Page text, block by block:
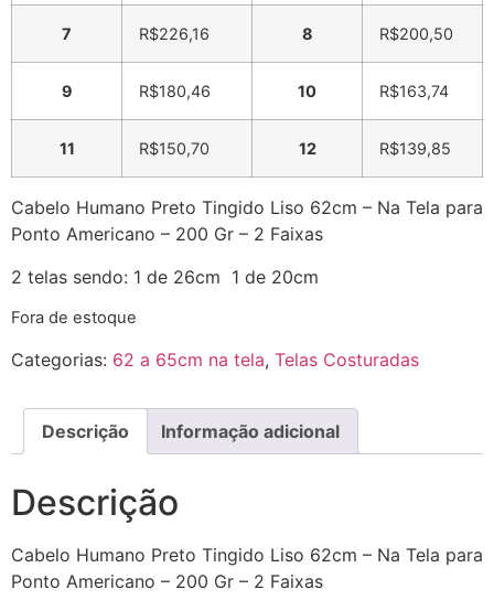
7 R$226,16 8 R$200,50
9 R$180,46 10 R$163,74
11 R$150,70 12 R$139,85
Cabelo Humano Preto Tingido Liso 62cm – Na Tela para
Ponto Americano – 200 Gr – 2 Faixas
2 telas sendo: 1 de 26cm 1 de 20cm
Fora de estoque
Categorias: 62 a 65cm na tela, Telas Costuradas
Descrição Informação adicional
Descrição
Cabelo Humano Preto Tingido Liso 62cm – Na Tela para
Ponto Americano – 200 Gr – 2 Faixas